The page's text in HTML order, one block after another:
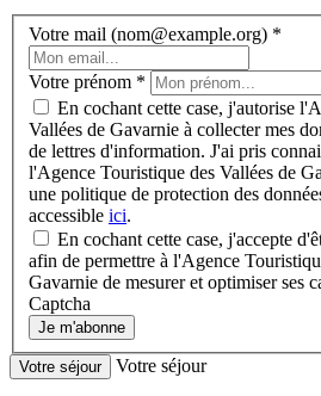
Votre mail (nom@example.org) *
Votre prénom *
En cochant cette case, j'autorise
Vallées de Gavarnie à collecter mes
de lettres d'information. J'ai pris
l'Agence Touristique des Vallées de
une politique de protection des
accessible ici.
En cochant cette case, j'accepte
afin de permettre à l'Agence
Gavarnie de mesurer et optimiser ses
Captcha
Je m'abonne
Votre séjour Votre séjour